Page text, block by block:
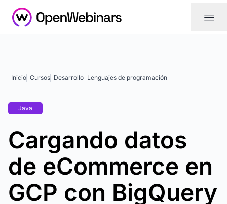
|||
Inicio Cursos Desarrollo Lenguajes de programación
Java
Cargando datos
de eCommerce en
GCP con BigQuery